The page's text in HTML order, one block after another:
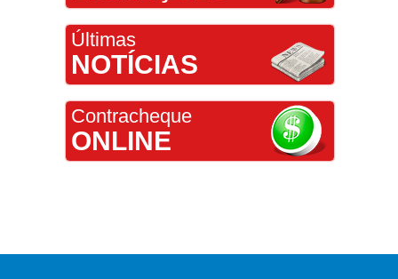
Últimas
NOTÍCIAS
Contracheque
ONLINE